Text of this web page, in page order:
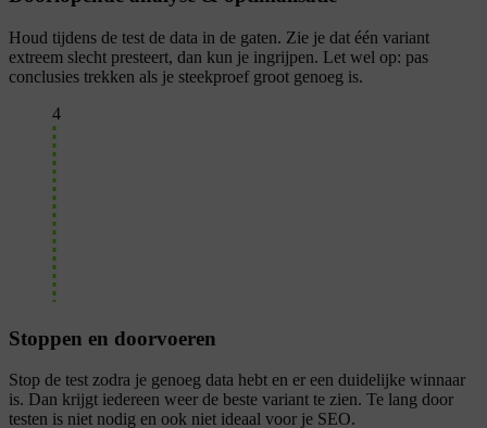
Houd tijdens de test de data in de gaten. Zie je dat één variant
extreem slecht presteert, dan kun je ingrijpen. Let wel op: pas
conclusies trekken als je steekproef groot genoeg is.
4
Stoppen en doorvoeren
Stop de test zodra je genoeg data hebt en er een duidelijke winnaar
is. Dan krijgt iedereen weer de beste variant te zien. Te lang door
testen is niet nodig en ook niet ideaal voor je SEO.